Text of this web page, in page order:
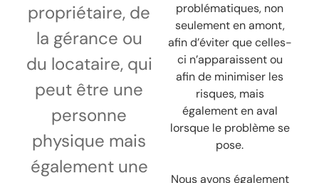
propriétaire, de
la gérance ou
du locataire, qui
peut être une
personne
physique mais
également une
problématiques, non
seulement en amont,
afin d’éviter que celles-
ci n’apparaissent ou
afin de minimiser les
risques, mais
également en aval
lorsque le problème se
pose.
Nous avons également